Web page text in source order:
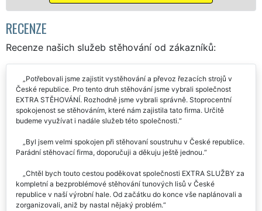
RECENZE
Recenze našich služeb stěhování od zákazníků:
Potřebovali jsme zajistit vystěhování a převoz řezacích strojů v
České republice. Pro tento druh stěhování jsme vybrali společnost
EXTRA STĚHOVÁNÍ. Rozhodně jsme vybrali správně. Stoprocentní
spokojenost se stěhováním, které nám zajistila tato firma. Určitě
budeme využívat i nadále služeb této společnosti.
Byl jsem velmi spokojen při stěhovaní soustruhu v České republice.
Parádní stěhovací firma, doporučuji a děkuju ještě jednou.
Chtěl bych touto cestou poděkovat společnosti EXTRA SLUŽBY za
kompletní a bezproblémové stěhování tunových lisů v České
republice v naší výrobní hale. Od začátku do konce vše naplánovali a
zorganizovali, aniž by nastal nějaký problém.